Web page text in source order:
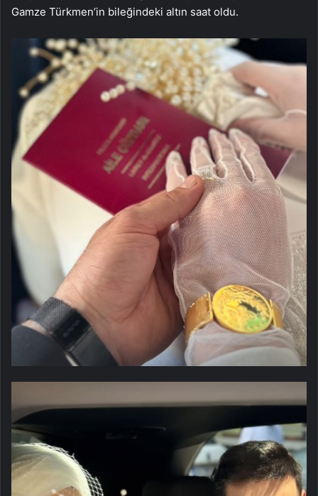
Gamze Türkmen’in bileğindeki altın saat oldu.